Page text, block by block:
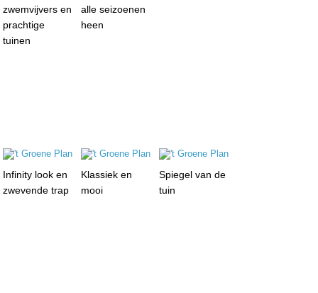
zwemvijvers en
prachtige
tuinen
alle seizoenen
heen
Infinity look en
zwevende trap
Klassiek en
mooi
Spiegel van de
tuin